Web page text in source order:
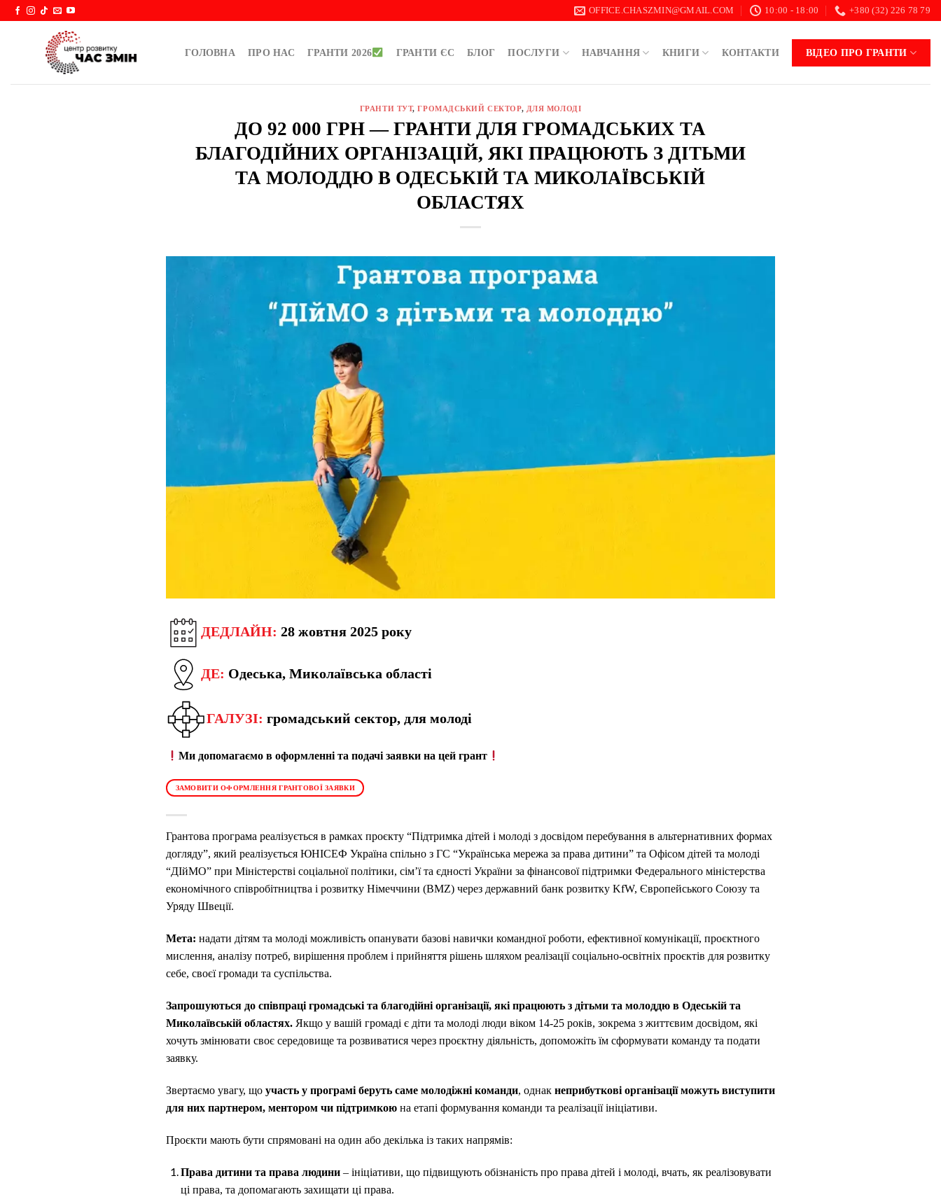
Skip
OFFICE.CHASZMIN@GMAIL.COM 10:00 - 18:00 +380 (32) 226 78 79
ГОЛОВНА ПРО НАС ГРАНТИ 2026 ГРАНТИ ЄС БЛОГ ПОСЛУГИ НАВЧАННЯ КНИГИ КОНТАКТИ ВІДЕО ПРО ГРАНТИ
ГРАНТИ ТУТ,ГРОМАДСЬКИЙ СЕКТОР, ДЛЯ МОЛОДІ
ДО 92 000 ГРН — ГРАНТИ ДЛЯ ГРОМАДСЬКИХ ТА
БЛАГОДІЙНИХ ОРГАНІЗАЦІЙ, ЯКІ ПРАЦЮЮТЬ З ДІТЬМИ
ТА МОЛОДДЮ В ОДЕСЬКІЙ ТА МИКОЛАЇВСЬКІЙ
ОБЛАСТЯХ
ДЕДЛАЙН: 28 жовтня 2025 року
ДЕ: Одеська, Миколаївська області
ГАЛУЗІ: громадський сектор, для молоді
Ми допомагаємо в оформленні та подачі заявки на цей грант
ЗАМОВИТИ ОФОРМЛЕННЯ ГРАНТОВОЇ ЗАЯВКИ
Грантова програма реалізується в рамках проєкту “Підтримка дітей і молоді з досвідом перебування в альтернативних формах
догляду”, який реалізується ЮНІСЕФ Україна спільно з ГС “Українська мережа за права дитини” та Офісом дітей та молоді
“ДІйМО” при Міністерстві соціальної політики, сім’ї та єдності України за фінансової підтримки Федерального міністерства
економічного співробітництва і розвитку Німеччини (BMZ) через державний банк розвитку KfW, Європейського Союзу та
Уряду Швеції.
Мета: надати дітям та молоді можливість опанувати базові навички командної роботи, ефективної комунікації, проєктного
мислення, аналізу потреб, вирішення проблем і прийняття рішень шляхом реалізації соціально-освітніх проєктів для розвитку
себе, своєї громади та суспільства.
Запрошуються до співпраці громадські та благодійні організації, які працюють з дітьми та молоддю в Одеській та
Миколаївській областях. Якщо у вашій громаді є діти та молоді люди віком 14-25 років, зокрема з життєвим досвідом, які
хочуть змінювати своє середовище та розвиватися через проєктну діяльність, допоможіть їм сформувати команду та подати
заявку.
Звертаємо увагу, що участь у програмі беруть саме молодіжні команди, однак неприбуткові організації можуть виступити
для них партнером, ментором чи підтримкою на етапі формування команди та реалізації ініціативи.
Проєкти мають бути спрямовані на один або декілька із таких напрямів:
Права дитини та права людини – ініціативи, що підвищують обізнаність про права дітей і молоді, вчать, як реалізовувати
ці права, та допомагають захищати ці права.